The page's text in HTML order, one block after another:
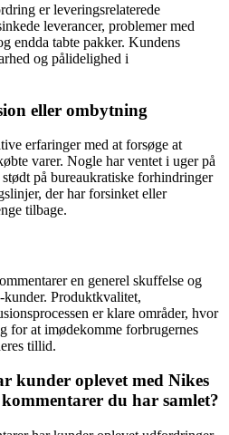
er leveringsrelaterede
leverancer, problemer med
endda tabte pakker. Kundens
og pålidelighed i
eller ombytning
erfaringer med at forsøge at
varer. Nogle har ventet i uger på
på bureaukratiske forhindringer
der har forsinket eller
tilbage.
en generel skuffelse og
Produktkvalitet,
er klare områder, hvor
for at imødekomme forbrugernes
tillid.
kunder oplevet med Nikes
du har samlet?